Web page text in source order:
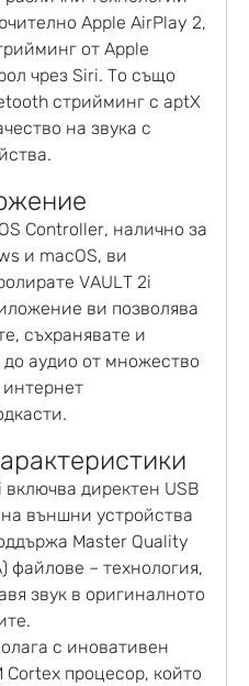
Apple AirPlay 2,
от Apple
чрез Siri. То също
стрийминг с aptX
на звука с
Controller, налично за
и macOS, ви
VAULT 2i
ви позволява
съхранявате и
до аудио от множество
включва директен USB
външни устройства
Master Quality
файлове – технология,
звук в оригиналното
с иновативен
Cortex процесор, който